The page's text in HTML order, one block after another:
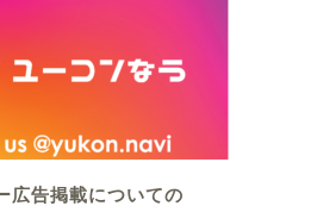
広告掲載についての